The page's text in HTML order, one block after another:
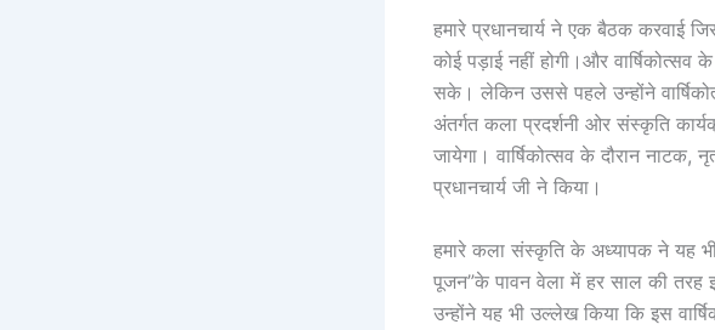
हमारे प्रधानचार्य ने एक बैठक करवाई
कोई पड़ाई नहीं होगी।और
सके। लेकिन उससे पहले उन्होंने
अंतर्गत कला प्रदर्शनी ओर संस्कृति
जायेगा। वार्षिकोत्सव के दौरान
प्रधानचार्य जी ने किया।
हमारे कला संस्कृति के अध्यापक ने यह भी
पूजन”के पावन वेला में हर साल की तरह
उन्होंने यह भी उल्लेख किया कि इस